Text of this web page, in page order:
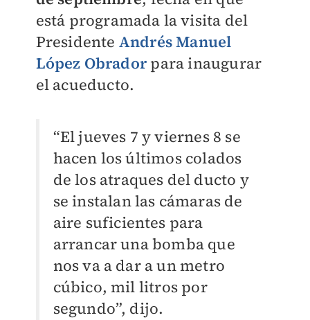
está programada la visita del
Presidente Andrés Manuel
López Obradorpara inaugurar
el acueducto.
“El jueves 7 y viernes 8 se
hacen los últimos colados
de los atraques del ducto y
se instalan las cámaras de
aire suficientes para
arrancar una bomba que
nos va a dar a un metro
cúbico, mil litros por
segundo”, dijo.